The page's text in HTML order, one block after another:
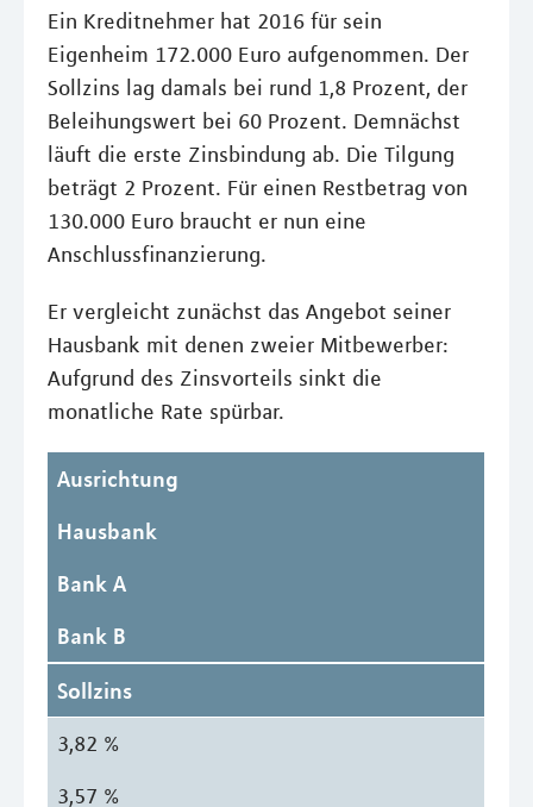
Ein Kreditnehmer hat 2016 für sein
Eigenheim 172.000 Euro aufgenommen. Der
Sollzins lag damals bei rund 1,8 Prozent, der
Beleihungswert bei 60 Prozent. Demnächst
läuft die erste Zinsbindung ab. Die Tilgung
beträgt 2 Prozent. Für einen Restbetrag von
130.000 Euro braucht er nun eine
Anschlussfinanzierung.
Er vergleicht zunächst das Angebot seiner
Hausbank mit denen zweier Mitbewerber:
Aufgrund des Zinsvorteils sinkt die
monatliche Rate spürbar.
Ausrichtung
Hausbank
Bank A
Bank B
Sollzins
3,82 %
3,57 %